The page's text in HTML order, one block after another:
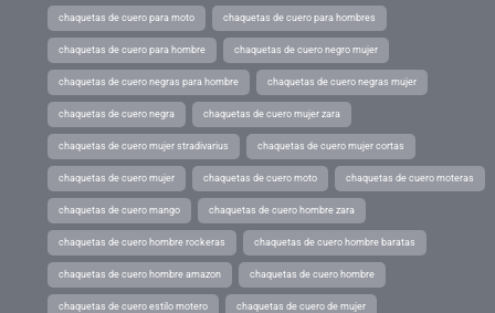
chaquetas de cuero para moto chaquetas de cuero para hombres
chaquetas de cuero para hombre chaquetas de cuero negro mujer
chaquetas de cuero negras para hombre chaquetas de cuero negras mujer
chaquetas de cuero negra chaquetas de cuero mujer zara
chaquetas de cuero mujer stradivarius chaquetas de cuero mujer cortas
chaquetas de cuero mujer chaquetas de cuero moto chaquetas de cuero moteras
chaquetas de cuero mango chaquetas de cuero hombre zara
chaquetas de cuero hombre rockeras chaquetas de cuero hombre baratas
chaquetas de cuero hombre amazon chaquetas de cuero hombre
chaquetas de cuero estilo motero chaquetas de cuero de mujer